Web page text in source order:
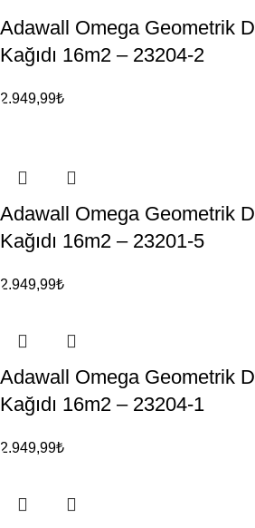
Adawall Omega Geometrik
Kağıdı 16m2 – 23204-2
2.949,99₺
Adawall Omega Geometrik
Kağıdı 16m2 – 23201-5
2.949,99₺
Adawall Omega Geometrik
Kağıdı 16m2 – 23204-1
2.949,99₺